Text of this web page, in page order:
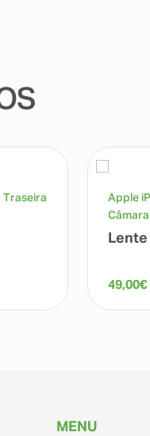
Traseira
Apple
Câmara
Lente
49,00€
MENU